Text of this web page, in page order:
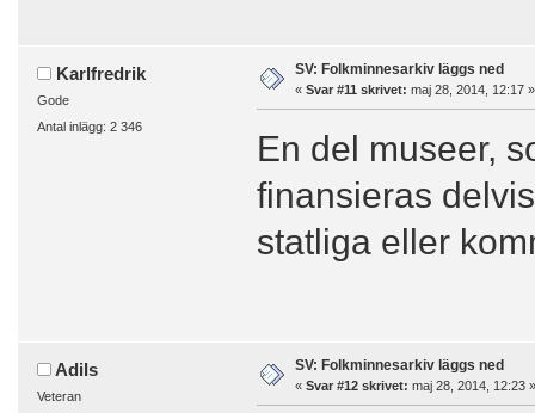
Karlfredrik
Gode
Antal inlägg: 2 346
SV: Folkminnesarkiv läggs ned
« Svar #11 skrivet: maj 28, 2014, 12:17 »
En del museer,
finansieras
statliga eller
Adils
Veteran
SV: Folkminnesarkiv läggs ned
« Svar #12 skrivet: maj 28, 2014, 12:23 »